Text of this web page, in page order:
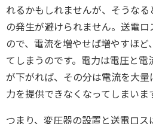
れるかもしれませんが、そうな
の発生が避けられません。送電
ので、電流を増やせば増やすほ
てしまうのです。電力は電圧と
が下がれば、その分は電流を大
力を提供できなくなってしまいま
つまり、変圧器の設置と送電ロ